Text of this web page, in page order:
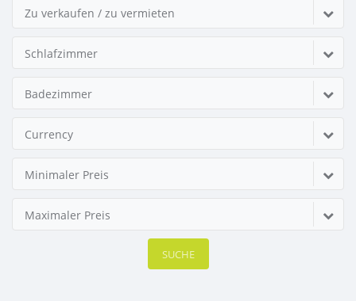
Zu verkaufen / zu vermieten
Schlafzimmer
Badezimmer
Currency
Minimaler Preis
Maximaler Preis
SUCHE